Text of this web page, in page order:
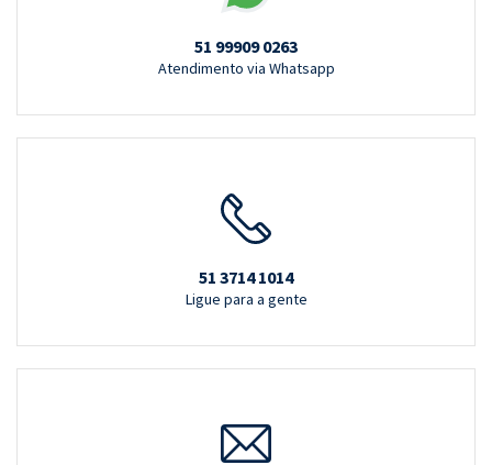
51 99909 0263
Atendimento via Whatsapp
51 3714 1014
Ligue para a gente